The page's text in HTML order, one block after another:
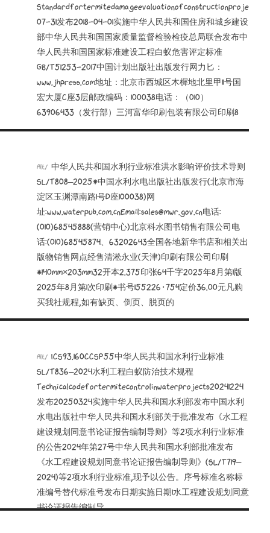
07-31发布2018-04-01实施中华人民共和国住房和城乡建设
部中华人民共和国国家质量监督检验检疫总局联合发布中
华人民共和国国家标准建设工程白蚁危害评定标准
GB/T51253-2017中国计划出版社出版发行网力匕：
www.jhpress.com地址：北京市西城区木樨地北里甲11号国
宏大厦C座3层邮政编码：100038电话：（010）
63906433（发行部）三河富华印刷包装有限公司印刷8
Alt/ 中华人民共和国水利行业标准洪水影响评价技术导则
SL/T808—2025*中国水利水电出版社出版发行(北京市海
淀区玉渊潭南路1号D座100038)网
址:www.waterpub.com.cnEmail:sales@mwr.gov.cn电话:
(010)68545888(营销中心)北京科水图书销售有限公司电
话:(010)68545874、63202643全国各地新华书店和相关出
版物销售网点经售清淞永业(天津)印刷有限公司印刷
*140mm×203mm32开本2.375印张64千字2025年8月第1版
2025年8月第1次印刷*书号155226·754定价36.00元凡购
买我社规程,如有缺页、倒页、脱页的
Alt/ ICS93.160CCSP55中华人民共和国水利行业标准
SL/T836—2024水利工程白蚁防治技术规程
Technicalcodefortermitecontrolinwaterprojects20241224
发布20250324实施中华人民共和国水利部发布中国水利
水电出版社中华人民共和国水利部关于批准发布《水工程
建设规划同意书论证报告编制导则》等2项水利行业标准
的公告2024年第27号中华人民共和国水利部批准发布
《水工程建设规划同意书论证报告编制导则》(SL/T719—
2024)等2项水利行业标准,现予以公告。序号标准名称标
准编号替代标准号发布日期实施日期1水工程建设规划同意
书论证报告编制导